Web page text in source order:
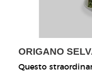
ORIGANO
Questo